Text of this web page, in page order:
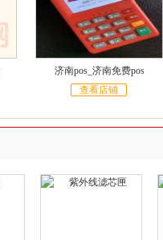
济南pos_济南免费pos
查看店铺